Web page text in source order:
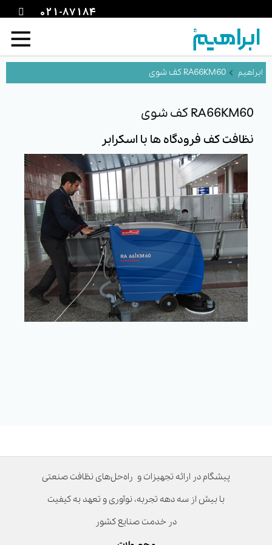
021-87184
RA66KM60 کف شوی
RA66KM60 کف شوی
نظافت کف فرودگاه ها با اسکرابر
پیشگام در ارائه تجهیزات و راه‌حل‌های نظافت صنعتی
با بیش از سه دهه تجربه، نوآوری و تعهد به کیفیت
در خدمت صنایع کشور